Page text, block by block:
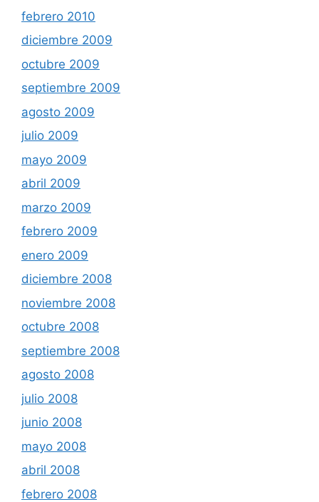
febrero 2010
diciembre 2009
octubre 2009
septiembre 2009
agosto 2009
julio 2009
mayo 2009
abril 2009
marzo 2009
febrero 2009
enero 2009
diciembre 2008
noviembre 2008
octubre 2008
septiembre 2008
agosto 2008
julio 2008
junio 2008
mayo 2008
abril 2008
febrero 2008